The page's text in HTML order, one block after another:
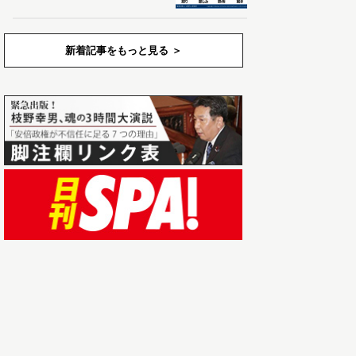
新着記事をもっと見る